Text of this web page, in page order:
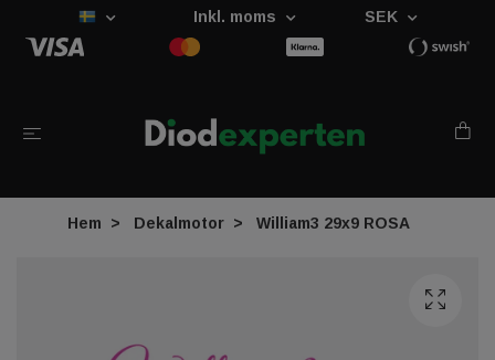
Inkl. moms SEK
Hem Dekalmotor William3 29x9 ROSA